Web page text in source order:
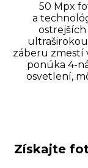
50 Mpx
a
ostrejších
záberu zmestí
ponúka 4-
osvetlení,
Získajte